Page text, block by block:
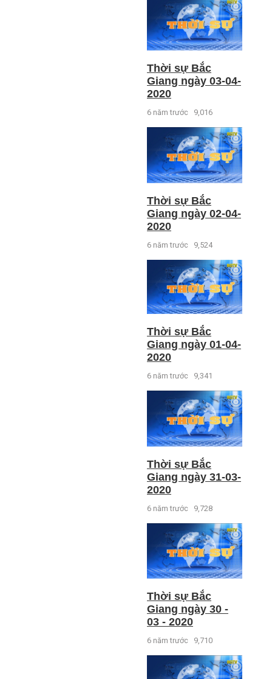
Thời sự Bắc
Giang ngày 03-04-
2020
6 năm trước 9,016
Thời sự Bắc
Giang ngày 02-04-
2020
6 năm trước 9,524
Thời sự Bắc
Giang ngày 01-04-
2020
6 năm trước 9,341
Thời sự Bắc
Giang ngày 31-03-
2020
6 năm trước 9,728
Thời sự Bắc
Giang ngày 30 -
03 - 2020
6 năm trước 9,710